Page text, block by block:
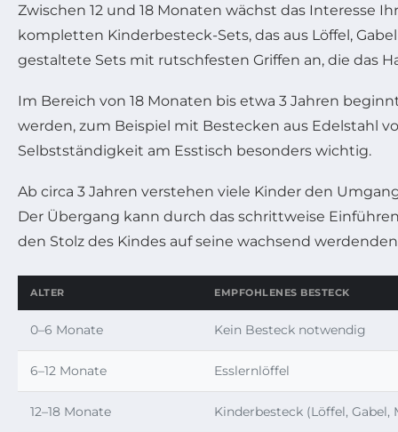
Zwischen 12 und 18 Monaten wächst das Interesse
kompletten Kinderbesteck-Sets, das aus Löffel,
gestaltete Sets mit rutschfesten Griffen an, die das
Im Bereich von 18 Monaten bis etwa 3 Jahren
werden, zum Beispiel mit Bestecken aus Edelstahl
Selbstständigkeit am Esstisch besonders wichtig.
Ab circa 3 Jahren verstehen viele Kinder den
Der Übergang kann durch das schrittweise
den Stolz des Kindes auf seine wachsend
ALTER EMPFOHLENES BESTECK
0–6 Monate Kein Besteck notwendig
6–12 Monate Esslernlöffel
12–18 Monate Kinderbesteck (Löffel, Gabel,